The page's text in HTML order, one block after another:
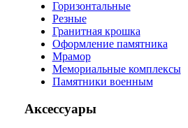
Горизонтальные
Резные
Гранитная крошка
Оформление памятника
Мрамор
Мемориальные комплексы
Памятники военным
Аксессуары